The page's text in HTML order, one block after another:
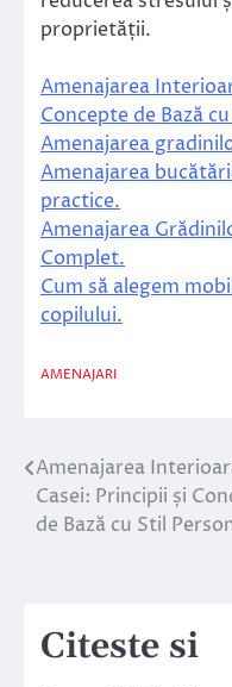
proprietății.
Amenajarea
Concepte de Bază
Amenajarea
Amenajarea
practice.
Amenajarea
Complet.
Cum să alegem
copilului.
AMENAJARI
Navigare
în
Amenajarea
Casei: Principii și
de Bază cu Stil
Citeste si